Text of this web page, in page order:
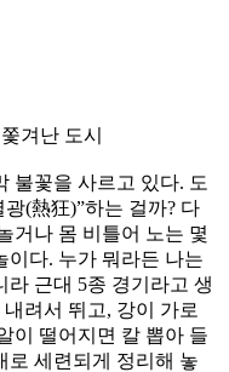
겨난 도시
불꽃을 사르고 있다. 도
(熱狂)”하는 걸까? 다
거나 몸 비틀어 노는 몇
이다. 누가 뭐라든 나는
근대 5종 경기라고 생
려서 뛰고, 강이 가로
이 떨어지면 칼 뽑아 들
로 세련되게 정리해 놓